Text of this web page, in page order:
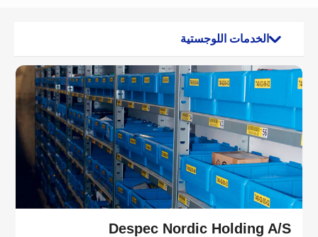
الخدمات اللوجستية
Despec Nordic Holding A/S